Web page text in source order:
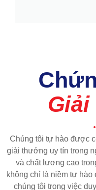
Chúng tôi tự hào được
giải thưởng uy tín trong
và chất lượng cao
không chỉ là niềm tự hào
chúng tôi trong việc